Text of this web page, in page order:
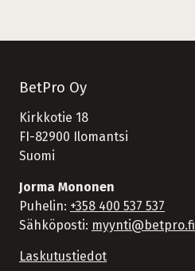
BetPro Oy
Kirkkotie 18
FI-82900 Ilomantsi
Suomi
Jorma Mononen
Puhelin: +358 400 537 537
Sähköposti: myynti@betpro.fi
Laskutustiedot